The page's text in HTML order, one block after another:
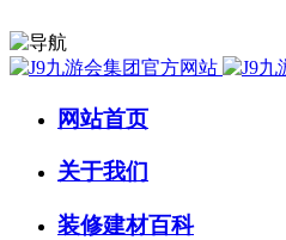
网站首页
关于我们
装修建材百科